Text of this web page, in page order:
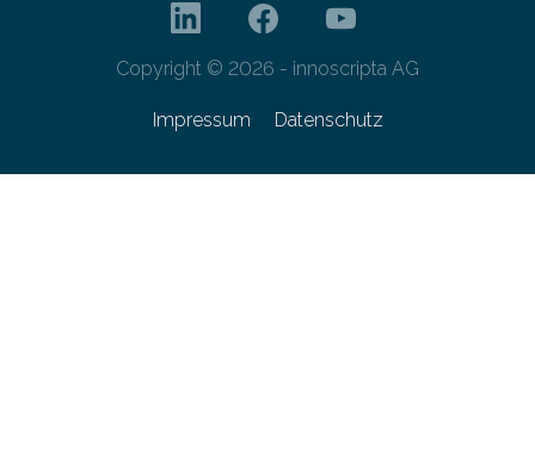
Copyright © 2026 - innoscripta AG
Impressum Datenschutz